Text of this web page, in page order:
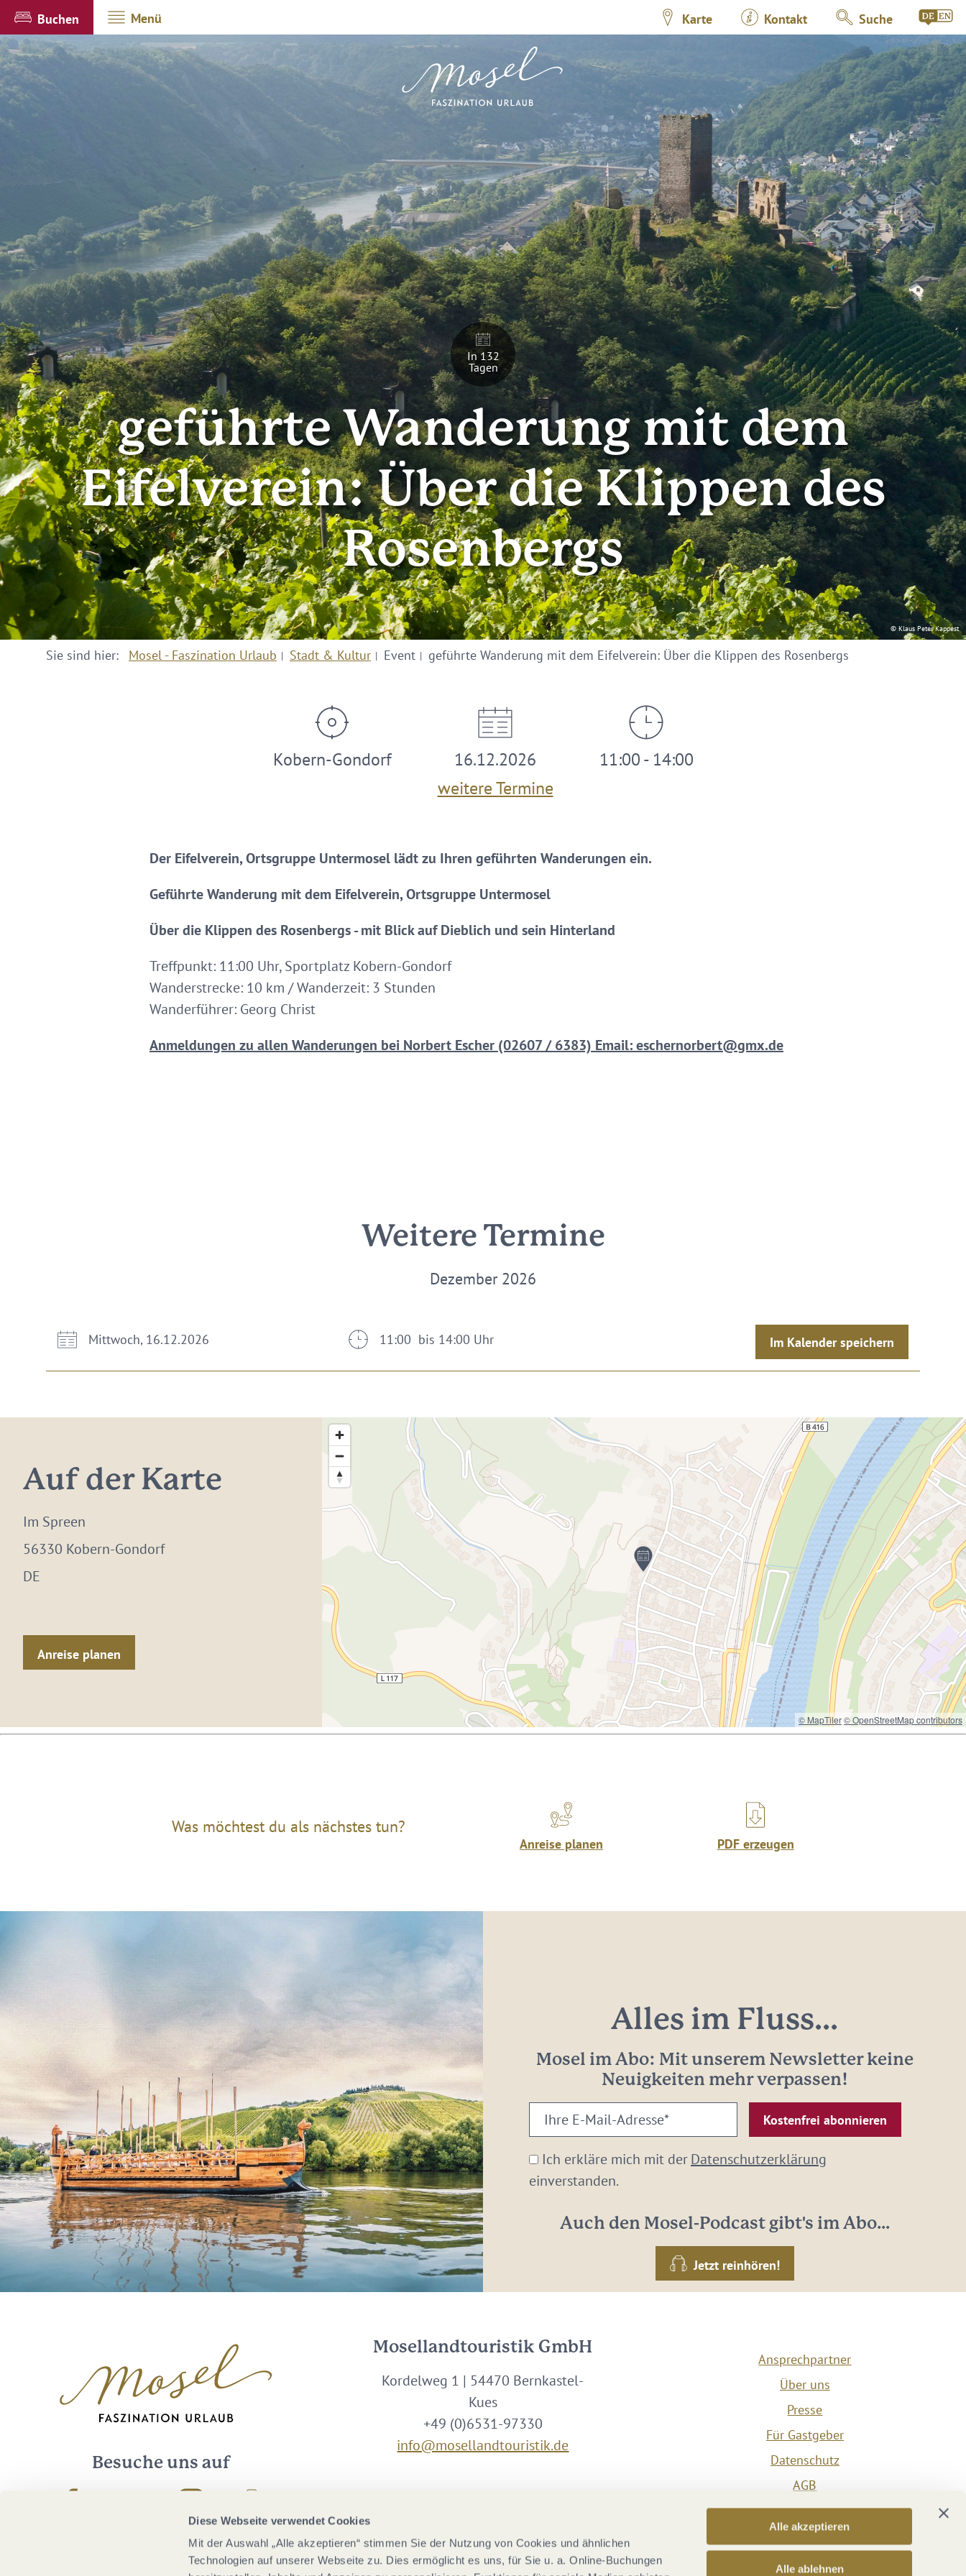
Diese Webseite verwendet Cookies
Mit der Auswahl „Alle akzeptieren“ stimmen Sie der Nutzung von Cookies und ähnlichen
Technologien auf unserer Webseite zu. Dies ermöglicht es uns, für Sie u. a. Online-Buchungen
Alle akzeptieren
Alle ablehnen
Buchen Menü Karte Kontakt Suche
© Klaus Peter Kappest
In 132
Tagen
geführte Wanderung mit dem
Eifelverein: Über die Klippen des
Rosenbergs
Sie sind hier: Mosel - Faszination Urlaub Stadt & Kultur Event geführte Wanderung mit dem Eifelverein: Über die Klippen des Rosenbergs
Kobern-Gondorf
16.12.2026
weitere Termine
11:00 - 14:00
Der Eifelverein, Ortsgruppe Untermosel lädt zu Ihren geführten Wanderungen ein.
Geführte Wanderung mit dem Eifelverein, Ortsgruppe Untermosel
Über die Klippen des Rosenbergs - mit Blick auf Dieblich und sein Hinterland
Treffpunkt: 11:00 Uhr, Sportplatz Kobern-Gondorf
Wanderstrecke: 10 km / Wanderzeit: 3 Stunden
Wanderführer: Georg Christ
Anmeldungen zu allen Wanderungen bei Norbert Escher (02607 / 6383) Email: eschernorbert@gmx.de
Weitere Termine
Dezember 2026
Mittwoch, 16.12.2026 11:00 bis 14:00 Uhr Im Kalender speichern
Auf der Karte
Im Spreen
56330 Kobern-Gondorf
DE
Anreise planen
© MapTiler© OpenStreetMap contributors
Was möchtest du als nächstes tun?
Anreise planen PDF erzeugen
Alles im Fluss...
Mosel im Abo: Mit unserem Newsletter keine
Neuigkeiten mehr verpassen!
Ihre
E-
Mail-
Adresse:
Ich erkläre mich mit derDatenschutzerklärung
einverstanden.
Auch den Mosel-Podcast gibt's im Abo...
Jetzt reinhören!
Besuche uns auf
Mosellandtouristik GmbH
Kordelweg 1 | 54470 Bernkastel-
Kues
+49 (0)6531-97330
info@mosellandtouristik.de
Ansprechpartner
Über uns
Presse
Für Gastgeber
Datenschutz
AGB
Impressum
Barrierefreiheit
Vertrag widerrufen